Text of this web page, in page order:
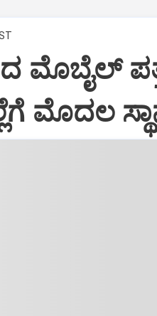
ಮೊಬೈಲ್
ಮೊದಲ